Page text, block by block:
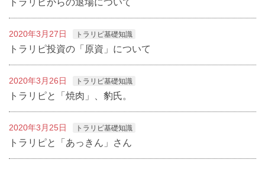
トラリピからの退場について
2020年3月27日 トラリピ基礎知識
トラリピ投資の「原資」について
2020年3月26日 トラリピ基礎知識
トラリピと「焼肉」、豹氏。
2020年3月25日 トラリピ基礎知識
トラリピと「あっきん」さん